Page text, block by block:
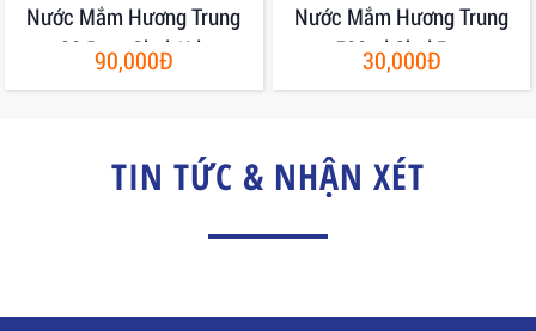
Nước Mắm Hương Trung
30 Đạm Chai 1Lit
90,000Đ
Nước Mắm Hương Trung
500ml Chai Pet
30,000Đ
TIN TỨC & NHẬN XÉT